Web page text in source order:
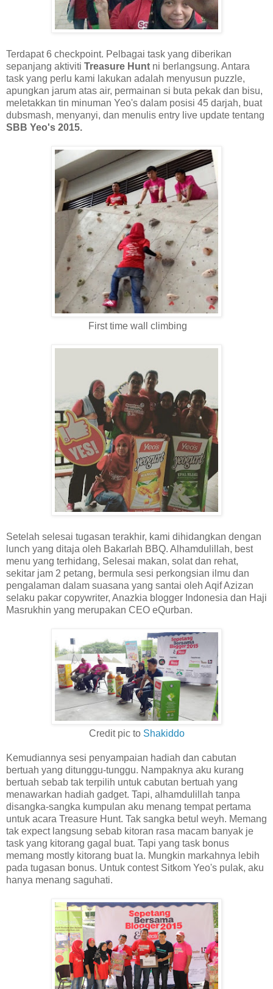
Terdapat 6 checkpoint. Pelbagai task yang diberikan
sepanjang aktiviti Treasure Hunt ni berlangsung. Antara
task yang perlu kami lakukan adalah menyusun puzzle,
apungkan jarum atas air, permainan si buta pekak dan bisu,
meletakkan tin minuman Yeo's dalam posisi 45 darjah, buat
dubsmash, menyanyi, dan menulis entry live update tentang
SBB Yeo's 2015.
First time wall climbing
Setelah selesai tugasan terakhir, kami dihidangkan dengan
lunch yang ditaja oleh Bakarlah BBQ. Alhamdulillah, best
menu yang terhidang, Selesai makan, solat dan rehat,
sekitar jam 2 petang, bermula sesi perkongsian ilmu dan
pengalaman dalam suasana yang santai oleh Aqif Azizan
selaku pakar copywriter, Anazkia blogger Indonesia dan Haji
Masrukhin yang merupakan CEO eQurban.
Credit pic to Shakiddo
Kemudiannya sesi penyampaian hadiah dan cabutan
bertuah yang ditunggu-tunggu. Nampaknya aku kurang
bertuah sebab tak terpilih untuk cabutan bertuah yang
menawarkan hadiah gadget. Tapi, alhamdulillah tanpa
disangka-sangka kumpulan aku menang tempat pertama
untuk acara Treasure Hunt. Tak sangka betul weyh. Memang
tak expect langsung sebab kitoran rasa macam banyak je
task yang kitorang gagal buat. Tapi yang task bonus
memang mostly kitorang buat la. Mungkin markahnya lebih
pada tugasan bonus. Untuk contest Sitkom Yeo's pulak, aku
hanya menang saguhati.